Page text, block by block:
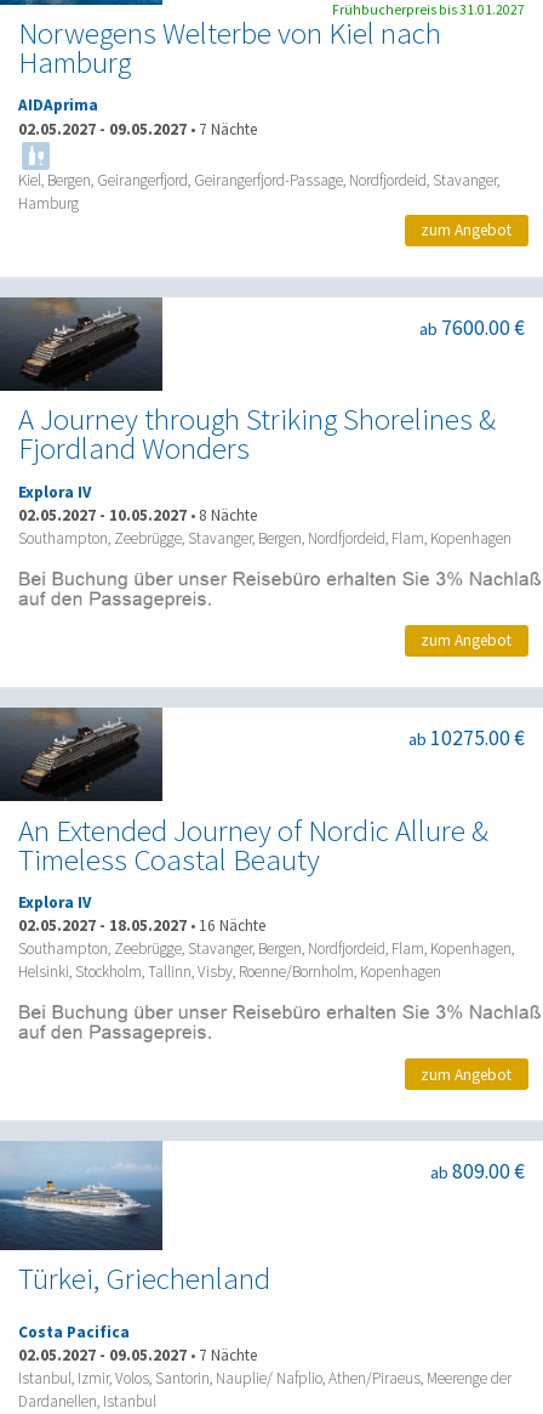
Norwegens Welterbe von Kiel nach
Hamburg
AIDAprima
02.05.2027 - 09.05.2027 • 7 Nächte
Kiel, Bergen, Geirangerfjord, Geirangerfjord-Passage, Nordfjordeid, Stavanger,
Hamburg
Frühbucherpreis bis 31.01.2027
zum Angebot
A Journey through Striking Shorelines &
Fjordland Wonders
ab 7600.00 €
Explora IV
02.05.2027 - 10.05.2027 • 8 Nächte
Southampton, Zeebrügge, Stavanger, Bergen, Nordfjordeid, Flam, Kopenhagen
zum Angebot
An Extended Journey of Nordic Allure &
Timeless Coastal Beauty
ab 10275.00 €
Explora IV
02.05.2027 - 18.05.2027 • 16 Nächte
Southampton, Zeebrügge, Stavanger, Bergen, Nordfjordeid, Flam, Kopenhagen,
Helsinki, Stockholm, Tallinn, Visby, Roenne/Bornholm, Kopenhagen
zum Angebot
Türkei, Griechenland
ab 809.00 €
Costa Pacifica
02.05.2027 - 09.05.2027 • 7 Nächte
Istanbul, Izmir, Volos, Santorin, Nauplie/ Nafplio, Athen/Piraeus, Meerenge der
Dardanellen, Istanbul